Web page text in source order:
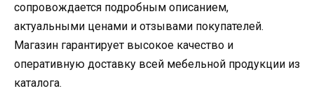
сопровождается подробным описанием,
актуальными ценами и отзывами покупателей.
Магазин гарантирует высокое качество и
оперативную доставку всей мебельной продукции из
каталога.